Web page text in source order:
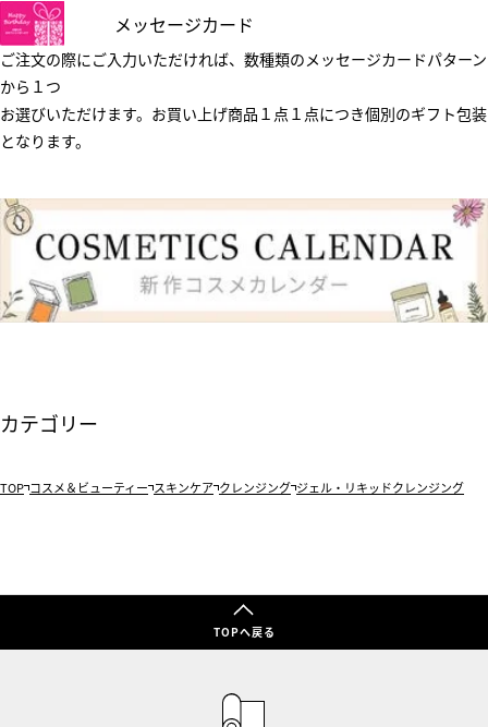
メッセージカード
ご注文の際にご入力いただければ、数種類のメッセージカードパターン
から１つ
お選びいただけます。お買い上げ商品１点１点につき個別のギフト包装
となります。
カテゴリー
TOP コスメ＆ビューティー スキンケア クレンジング ジェル・リキッドクレンジング
TOPへ戻る